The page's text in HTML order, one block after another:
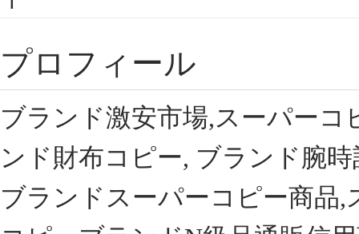
プロフィール
ブランド激安市場,スーパー
ンド財布コピー, ブランド腕
ブランドスーパーコピー商品